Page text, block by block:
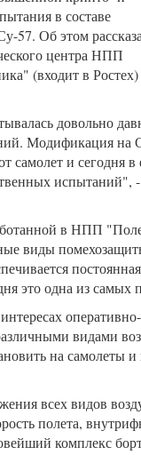
в составе
57. Об этом
центра НПП
(входит в Ростех)
довольно
Модификация на
самолет и сегодня в
испытаний", -
в НПП
виды
это одна из
видами
на самолеты и
всех видов
полета,
комплекс